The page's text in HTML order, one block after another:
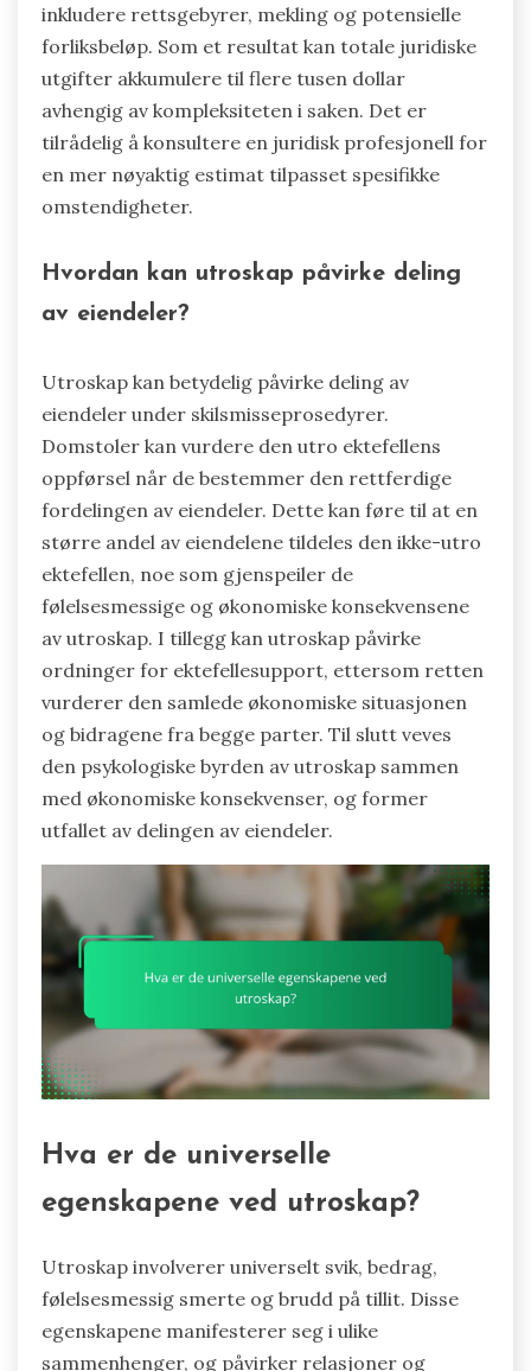
inkludere rettsgebyrer, mekling og potensielle
forliksbeløp. Som et resultat kan totale juridiske
utgifter akkumulere til flere tusen dollar
avhengig av kompleksiteten i saken. Det er
tilrådelig å konsultere en juridisk profesjonell for
en mer nøyaktig estimat tilpasset spesifikke
omstendigheter.
Hvordan kan utroskap påvirke deling
av eiendeler?
Utroskap kan betydelig påvirke deling av
eiendeler under skilsmisseprosedyrer.
Domstoler kan vurdere den utro ektefellens
oppførsel når de bestemmer den rettferdige
fordelingen av eiendeler. Dette kan føre til at en
større andel av eiendelene tildeles den ikke-utro
ektefellen, noe som gjenspeiler de
følelsesmessige og økonomiske konsekvensene
av utroskap. I tillegg kan utroskap påvirke
ordninger for ektefellesupport, ettersom retten
vurderer den samlede økonomiske situasjonen
og bidragene fra begge parter. Til slutt veves
den psykologiske byrden av utroskap sammen
med økonomiske konsekvenser, og former
utfallet av delingen av eiendeler.
Hva er de universelle
egenskapene ved utroskap?
Utroskap involverer universelt svik, bedrag,
følelsesmessig smerte og brudd på tillit. Disse
egenskapene manifesterer seg i ulike
sammenhenger, og påvirker relasjoner og